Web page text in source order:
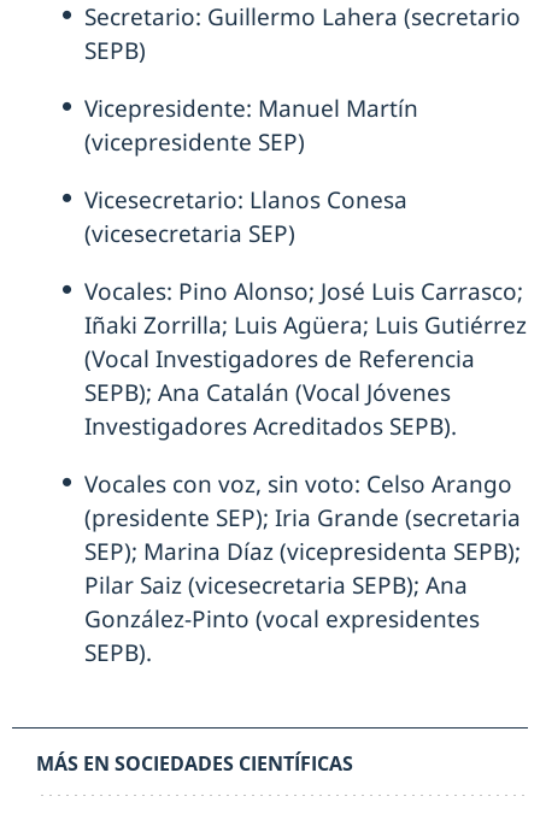
Secretario: Guillermo Lahera (secretario
SEPB)
Vicepresidente: Manuel Martín
(vicepresidente SEP)
Vicesecretario: Llanos Conesa
(vicesecretaria SEP)
Vocales: Pino Alonso; José Luis Carrasco;
Iñaki Zorrilla; Luis Agüera; Luis Gutiérrez
(Vocal Investigadores de Referencia
SEPB); Ana Catalán (Vocal Jóvenes
Investigadores Acreditados SEPB).
Vocales con voz, sin voto: Celso Arango
(presidente SEP); Iria Grande (secretaria
SEP); Marina Díaz (vicepresidenta SEPB);
Pilar Saiz (vicesecretaria SEPB); Ana
González-Pinto (vocal expresidentes
SEPB).
MÁS EN SOCIEDADES CIENTÍFICAS